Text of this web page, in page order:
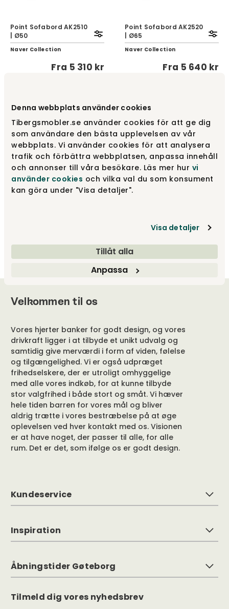
Denna webbplats använder cookies
Tibergsmobler.se använder cookies för att ge dig
som användare den bästa upplevelsen av vår
webbplats. Vi använder cookies för att analysera
trafik och förbättra webbplatsen, anpassa innehåll
och annonser till våra besökare. Läs mer hur vi
använder cookies och vilka val du som konsument
kan göra under "Visa detaljer".
Visa detaljer
Tillåt alla
Anpassa
Point Sofabord AK2510
| Ø50
Naver Collection
Fra 5 310 kr
Point Sofabord AK2520
| Ø65
Naver Collection
Fra 5 640 kr
Turn Bakkebord
Velkommen til os
Vores hjerter banker for godt design, og vores
drivkraft ligger i at tilbyde et unikt udvalg og
samtidig give merværdi i form af viden, følelse
og tilgængelighed. Vi er også udpræget
frihedselskere, der er utroligt omhyggelige
med alle vores indkøb, for at kunne tilbyde
stor valgfrihed i både stort og småt. Vi hæver
hele tiden barren for vores mål og bliver
aldrig trætte i vores bestræbelse på at øge
oplevelsen ved hver kontakt med os. Visionen
er at have noget, der passer til alle, for alle
rum. Det er det, som ifølge os er godt design.
Kundeservice
Inspiration
Åbningstider Gøteborg
Tilmeld dig vores nyhedsbrev